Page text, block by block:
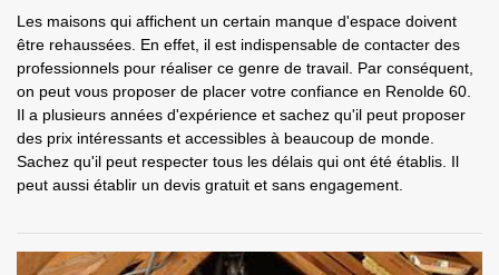
Les maisons qui affichent un certain manque d'espace doivent
être rehaussées. En effet, il est indispensable de contacter des
professionnels pour réaliser ce genre de travail. Par conséquent,
on peut vous proposer de placer votre confiance en Renolde 60.
Il a plusieurs années d'expérience et sachez qu'il peut proposer
des prix intéressants et accessibles à beaucoup de monde.
Sachez qu'il peut respecter tous les délais qui ont été établis. Il
peut aussi établir un devis gratuit et sans engagement.